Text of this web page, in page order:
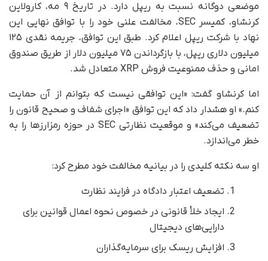
موضعی دوگانه نسبت به ریپل دارد. در تاریخ ۹ مه، کارولاین
کرنشاو، کمیسر SEC، مخالفت علنی خود را با توافق نهایی این
نهاد با شرکت ریپل اعلام کرد. طبق این توافق، جریمه نقدی ۱۲۵
میلیون دلاری ریپل، با بازگرداندن ۷۵ میلیون دلار از طریق صندوق
امانی و حذف ممنوعیت فروش XRP متعادل شد.
اما کرنشاو گفت: «این توافقی نیست که بتوانم از آن حمایت
کنم.» او هشدار داد که این توافق «اجرای شفاف و صحیح قانون را
تضعیف می‌کند» و موقعیت نظارتی SEC در حوزه رمزارزها را به
خطر می‌اندازد.
او سه نکته کلیدی را در بیانیه مخالفت خود مطرح کرد:
تضعیف اعتبار دادگاه در فرایند نظارت
ایجاد خلأ قانونی در خصوص نحوه اعمال قوانین برای
دارایی‌های دیجیتال
افزایش ریسک برای سرمایه‌گذاران